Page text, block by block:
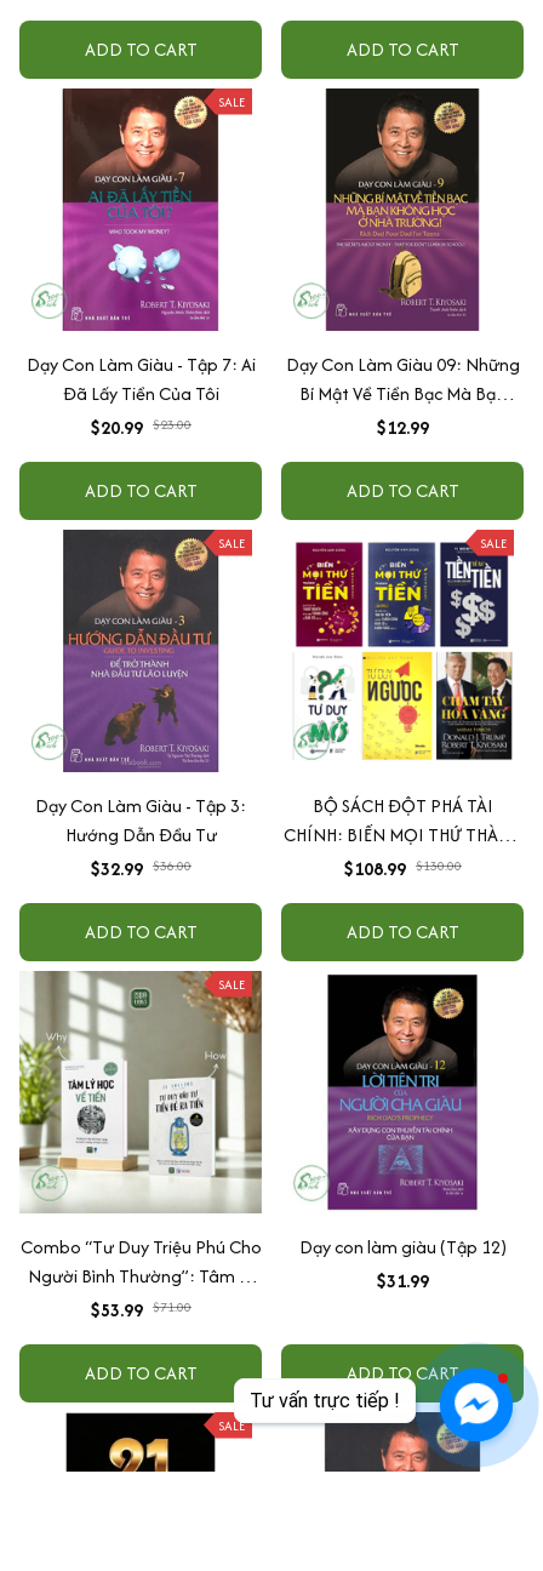
Tư vấn trực tiếp !
ADD TO CART ADD TO CART
SALE
Dạy Con Làm Giàu - Tập 7: Ai
Đã Lấy Tiền Của Tôi
$20.99 $23.00
ADD TO CART
Dạy Con Làm Giàu 09: Những
Bí Mật Về Tiền Bạc Mà Bạn
Không Học Ở Nhà Trường!
$12.99
ADD TO CART
SALE
Dạy Con Làm Giàu - Tập 3:
Hướng Dẫn Đầu Tư
$32.99 $36.00
ADD TO CART
SALE
BỘ SÁCH ĐỘT PHÁ TÀI
CHÍNH: BIẾN MỌI THỨ THÀNH
TIỀN + TƯ DUY NGƯỢC+ TƯ
CHẠM TAY HÓA VÀNG
$108.99 $130.00
ADD TO CART
SALE
Combo “Tư Duy Triệu Phú Cho
Người Bình Thường”: Tâm Lý
Học Về Tiền + Tư Duy Đầu Tư -
$53.99 $71.00
ADD TO CART
Dạy con làm giàu (Tập 12)
$31.99
ADD TO CART
SALE